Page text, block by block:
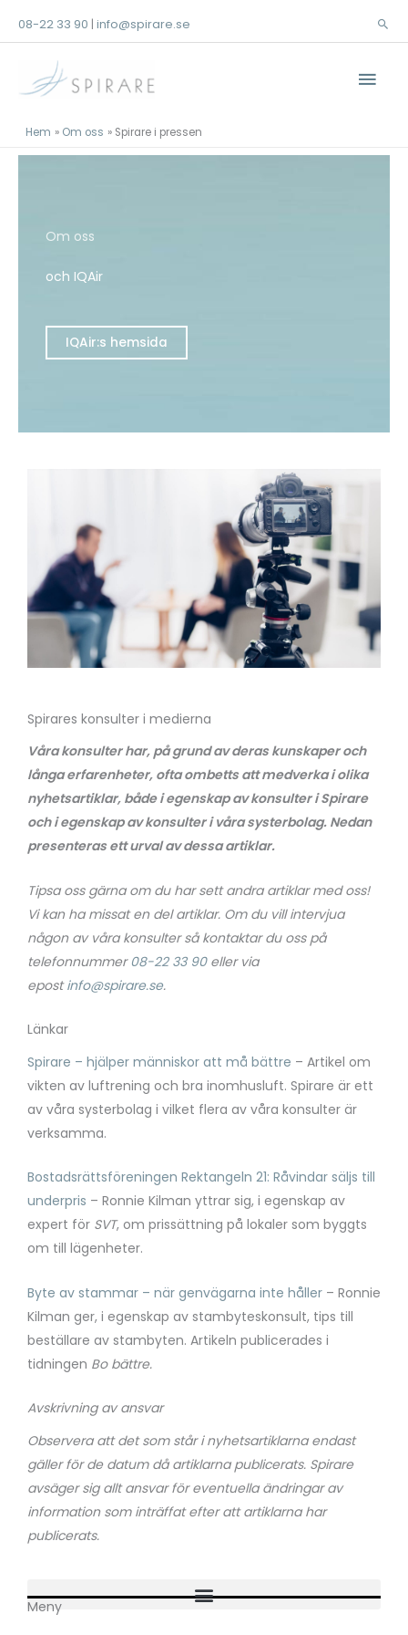
08-22 33 90 info@spirare.se Sök
Hem Om oss Spirare i pressen
Om oss
och IQAir
IQAir:s hemsida
Spirares konsulter i medierna
Våra konsulter har, på grund av deras kunskaper och
långa erfarenheter, ofta ombetts att medverka i olika
nyhetsartiklar, både i egenskap av konsulter i Spirare
och i egenskap av konsulter i våra systerbolag. Nedan
presenteras ett urval av dessa artiklar.
Tipsa oss gärna om du har sett andra artiklar med oss!
Vi kan ha missat en del artiklar. Om du vill intervjua
någon av våra konsulter så kontaktar du oss på
telefonnummer 08-22 33 90eller via
epostinfo@spirare.se.
Länkar
Spirare – hjälper människor att må bättre – Artikel om
vikten av luftrening och bra inomhusluft. Spirare är ett
av våra systerbolag i vilket flera av våra konsulter är
verksamma.
Bostadsrättsföreningen Rektangeln 21: Råvindar säljs till
underpris – Ronnie Kilman yttrar sig, i egenskap av
expert för SVT, om prissättning på lokaler som byggts
om till lägenheter.
Byte av stammar – när genvägarna inte håller – Ronnie
Kilman ger, i egenskap av stambyteskonsult, tips till
beställare av stambyten. Artikeln publicerades i
tidningen Bo bättre.
Avskrivning av ansvar
Observera att det som står i nyhetsartiklarna endast
gäller för de datum då artiklarna publicerats. Spirare
avsäger sig allt ansvar för eventuella ändringar av
information som inträffat efter att artiklarna har
publicerats.
Meny